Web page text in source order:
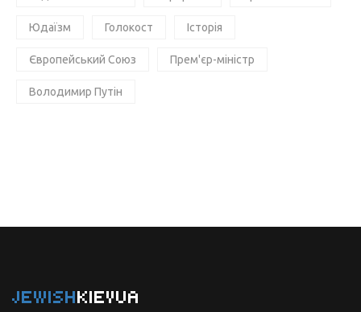
Юдаїзм Голокост Історія
Європейський Союз Прем'єр-міністр
Володимир Путін
JEWISHKIEVUA